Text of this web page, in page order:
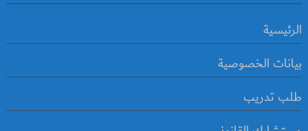
الرئيسية
بيانات الخصوصية
طلب تدريب